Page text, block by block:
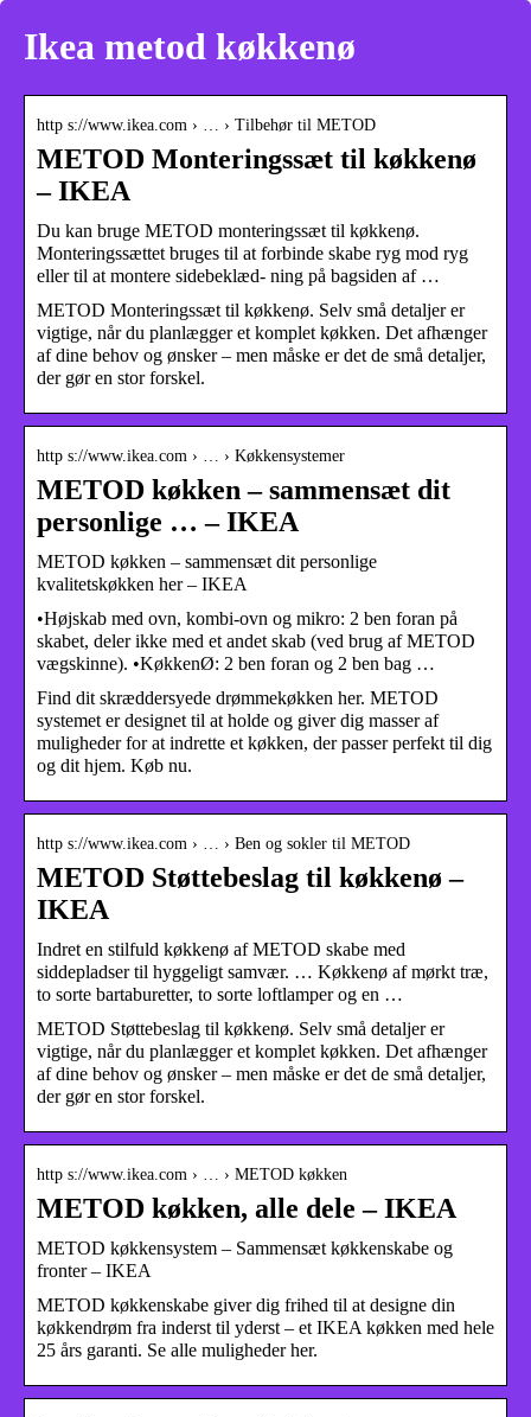
Ikea metod køkkenø
http s://www.ikea.com › … › Tilbehør til METOD
METOD Monteringssæt til køkkenø
– IKEA
Du kan bruge METOD monteringssæt til køkkenø.
Monteringssættet bruges til at forbinde skabe ryg mod ryg
eller til at montere sidebeklæd- ning på bagsiden af …
METOD Monteringssæt til køkkenø. Selv små detaljer er
vigtige, når du planlægger et komplet køkken. Det afhænger
af dine behov og ønsker – men måske er det de små detaljer,
der gør en stor forskel.
http s://www.ikea.com › … › Køkkensystemer
METOD køkken – sammensæt dit
personlige … – IKEA
METOD køkken – sammensæt dit personlige
kvalitetskøkken her – IKEA
•Højskab med ovn, kombi-ovn og mikro: 2 ben foran på
skabet, deler ikke med et andet skab (ved brug af METOD
vægskinne). •KøkkenØ: 2 ben foran og 2 ben bag …
Find dit skræddersyede drømmekøkken her. METOD
systemet er designet til at holde og giver dig masser af
muligheder for at indrette et køkken, der passer perfekt til dig
og dit hjem. Køb nu.
http s://www.ikea.com › … › Ben og sokler til METOD
METOD Støttebeslag til køkkenø –
IKEA
Indret en stilfuld køkkenø af METOD skabe med
siddepladser til hyggeligt samvær. … Køkkenø af mørkt træ,
to sorte bartaburetter, to sorte loftlamper og en …
METOD Støttebeslag til køkkenø. Selv små detaljer er
vigtige, når du planlægger et komplet køkken. Det afhænger
af dine behov og ønsker – men måske er det de små detaljer,
der gør en stor forskel.
http s://www.ikea.com › … › METOD køkken
METOD køkken, alle dele – IKEA
METOD køkkensystem – Sammensæt køkkenskabe og
fronter – IKEA
METOD køkkenskabe giver dig frihed til at designe din
køkkendrøm fra inderst til yderst – et IKEA køkken med hele
25 års garanti. Se alle muligheder her.